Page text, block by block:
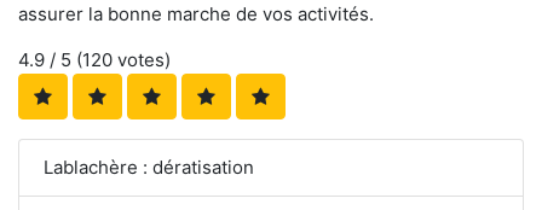
assurer la bonne marche de vos activités.
4.9 / 5 (120 votes)
Lablachère : dératisation